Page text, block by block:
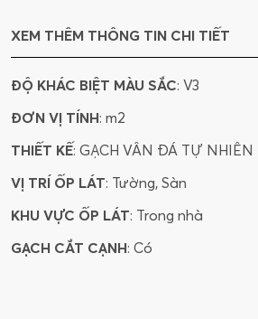
XEM THÊM THÔNG TIN CHI TIẾT
ĐỘ KHÁC BIỆT MÀU SẮC: V3
ĐƠN VỊ TÍNH: m2
THIẾT KẾ: GẠCH VÂN ĐÁ TỰ NHIÊN
VỊ TRÍ ỐP LÁT: Tường, Sàn
KHU VỰC ỐP LÁT: Trong nhà
GẠCH CẮT CẠNH: Có